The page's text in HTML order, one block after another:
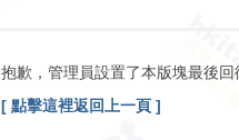
抱歉，管理員設置了本版塊最後
[ 點擊這裡返回上一頁 ]